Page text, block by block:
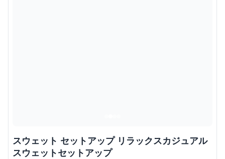
スウェット セットアップ リラックスカジュアル
スウェットセットアップ